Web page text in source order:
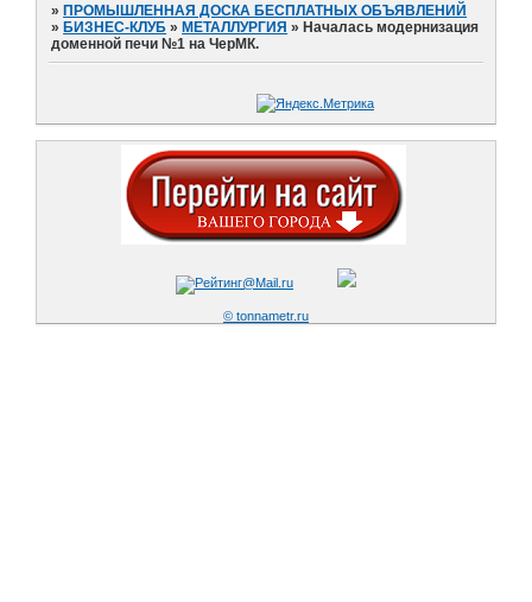
»ПРОМЫШЛЕННАЯ ДОСКА БЕСПЛАТНЫХ ОБЪЯВЛЕНИЙ
»БИЗНЕС-КЛУБ »МЕТАЛЛУРГИЯ »Началась модернизация
доменной печи №1 на ЧерМК.
© tonnametr.ru